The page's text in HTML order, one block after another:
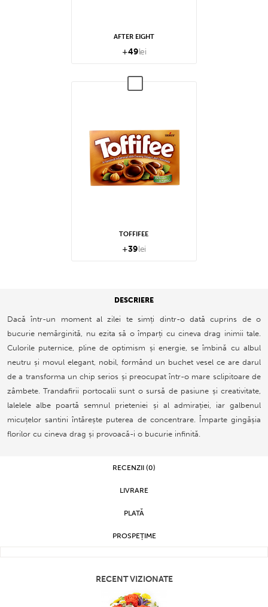
AFTER EIGHT
+49lei
TOFFIFEE
+39lei
DESCRIERE
Dacă într-un moment al zilei te simți dintr-o dată cuprins de o
bucurie nemărginită, nu ezita să o împarți cu cineva drag inimii tale.
Culorile puternice, pline de optimism și energie, se îmbină cu albul
neutru și movul elegant, nobil, formând un buchet vesel ce are darul
de a transforma un chip serios și preocupat într-o mare sclipitoare de
zâmbete. Trandafirii portocalii sunt o sursă de pasiune și creativitate,
lalelele albe poartă semnul prieteniei și al admirației, iar galbenul
micuțelor santini întărește puterea de concentrare. Împarte gingășia
florilor cu cineva drag și provoacă-i o bucurie infinită.
RECENZII (0)
LIVRARE
PLATĂ
PROSPEȚIME
RECENT VIZIONATE